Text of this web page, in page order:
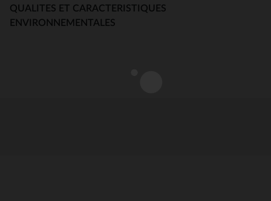
QUALITES ET CARACTERISTIQUES
ENVIRONNEMENTALES